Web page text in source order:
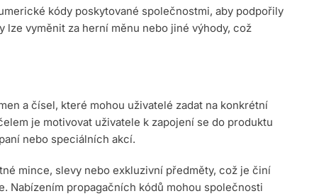
kódy poskytované společnostmi, aby podpořily
lze vyměnit za herní měnu nebo jiné výhody, což
a čísel, které mohou uživatelé zadat na konkrétní
je motivovat uživatele k zapojení se do produktu
nebo speciálních akcí.
mince, slevy nebo exkluzivní předměty, což je činí
Nabízením propagačních kódů mohou společnosti